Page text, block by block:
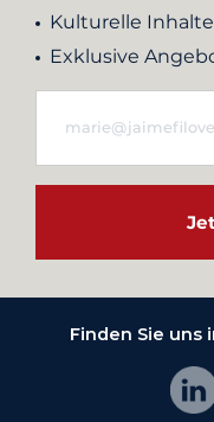
Kulturelle Inhalte
Exklusive
Finden Sie uns